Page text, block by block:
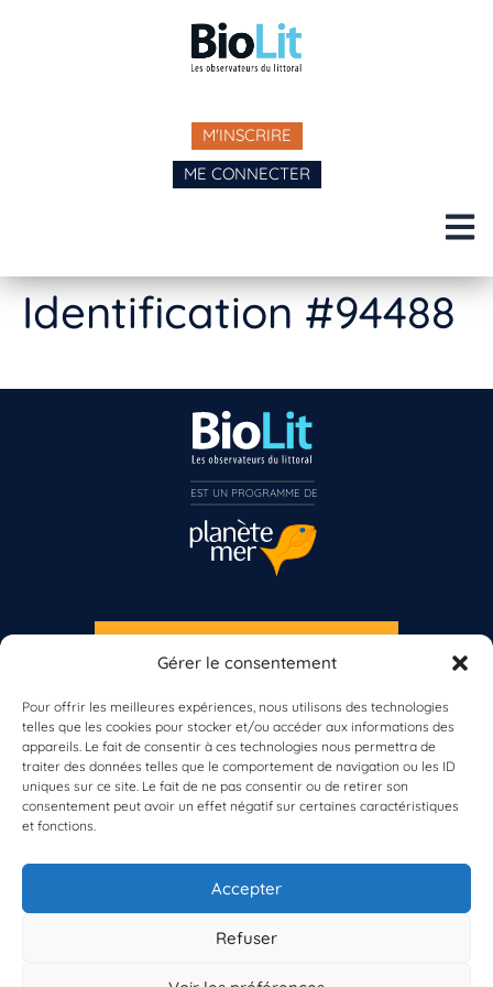
Gérer le consentement
Pour offrir les meilleures expériences, nous utilisons des technologies
telles que les cookies pour stocker et/ou accéder aux informations des
appareils. Le fait de consentir à ces technologies nous permettra de
traiter des données telles que le comportement de navigation ou les ID
uniques sur ce site. Le fait de ne pas consentir ou de retirer son
consentement peut avoir un effet négatif sur certaines caractéristiques
et fonctions.
Accepter
Refuser
M'INSCRIRE
ME CONNECTER
Identification #94488
À propos de BioLit
Vos données d'observation
Ressources
Résultats du programme
Contacts
S'INSCRIRE À LA NEWSLETTER
Vous n’êtes pas encore inscrit à Biolit ?